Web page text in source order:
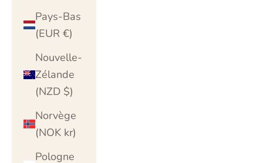
Pays-Bas
(EUR €)
Nouvelle-
Zélande
(NZD $)
Norvège
(NOK kr)
Pologne